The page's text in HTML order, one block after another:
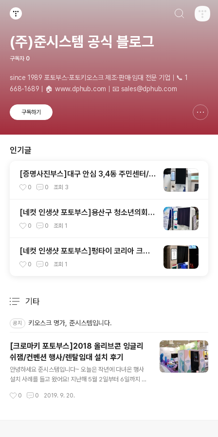
(주)준시스템 공식 블로그
구독자 0
since 1989 포토부스·포토키오스크 제조·판매·임대 전문 기업｜📞 1
668-1689｜🏠 www.dphub.com｜📧 sales@dphub.com
구독하기
인기글
[증명사진부스]대구 안심 3,4동 주민센터/즉
석사진 포토부스 설치 후기
0 0 조회 3
[네컷 인생샷 포토부스]용산구 청소년의회
용산구청 행사 렌탈임대 설치 후기
0 0 조회 1
[네컷 인생샷 포토부스]펑타이 코리아 크리
스마스 이벤트 행사 렌탈임대 설치 후기
0 0 조회 1
기타
공지 키오스크 명가, 준시스템입니다.
[크로마키 포토부스]2018 올리브콘 잉글리
쉬잼/컨벤션 행사/렌탈임대 설치 후기
안녕하세요 준시스템입니다~ 오늘은 작년에 다녀온 행사
설치 사례를 들고 왔어요! 지난해 5월 2일부터 6일까지 진
왔습니다! CJ E&M이 주최한 이번 행사는 식문화와 키친
0 0 2019. 9. 20.